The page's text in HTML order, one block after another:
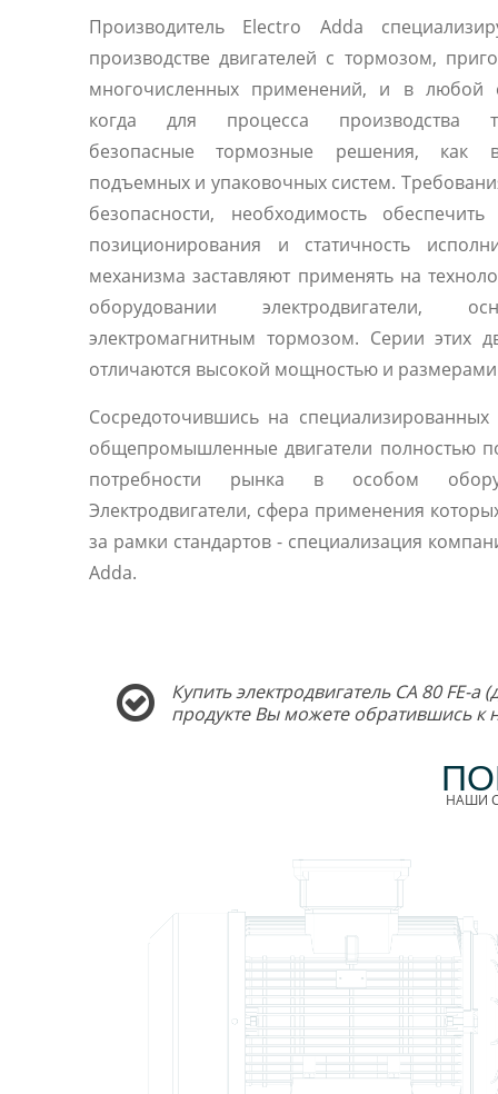
Производитель Electro Adda
производстве двигателей с тормозом,
многочисленных применений, и в любой
когда для процесса производства
безопасные тормозные решения, как
подъемных и упаковочных систем.
безопасности, необходимость обеспечить
позиционирования и статичность
механизма заставляют применять на
оборудовании электродвигатели,
электромагнитным тормозом. Серии этих
отличаются высокой мощностью и
Сосредоточившись на специализированных
общепромышленные двигатели полностью
потребности рынка в особом
Электродвигатели, сфера применения
за рамки стандартов - специализация
Adda.
Купить электродвигатель CA 80
продукте Вы можете обратившись
НАШИ